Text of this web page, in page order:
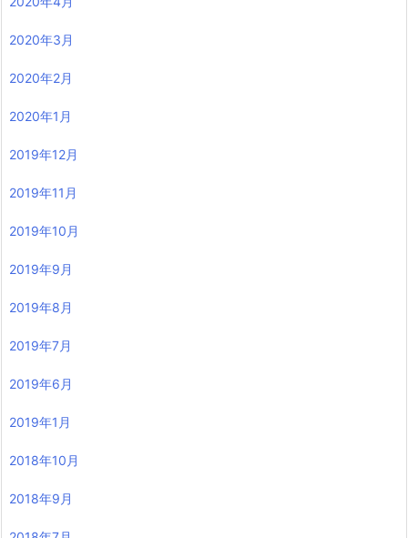
2020年3月
2020年2月
2020年1月
2019年12月
2019年11月
2019年10月
2019年9月
2019年8月
2019年7月
2019年6月
2019年1月
2018年10月
2018年9月